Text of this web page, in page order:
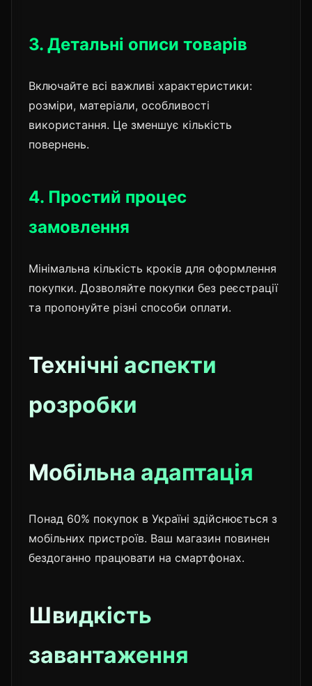
3. Детальні описи товарів
Включайте всі важливі характеристики:
розміри, матеріали, особливості
використання. Це зменшує кількість
повернень.
4. Простий процес
замовлення
Мінімальна кількість кроків для оформлення
покупки. Дозволяйте покупки без реєстрації
та пропонуйте різні способи оплати.
Технічні аспекти
розробки
Мобільна адаптація
Понад 60% покупок в Україні здійснюється з
мобільних пристроїв. Ваш магазин повинен
бездоганно працювати на смартфонах.
Швидкість
завантаження